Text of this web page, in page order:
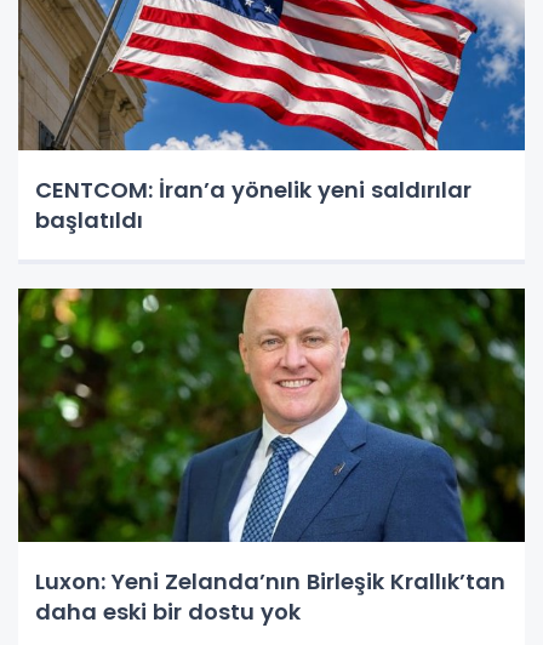
CENTCOM: İran’a yönelik yeni saldırılar
başlatıldı
Luxon: Yeni Zelanda’nın Birleşik Krallık’tan
daha eski bir dostu yok